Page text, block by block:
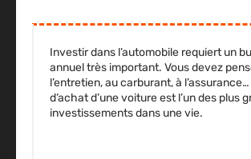
Investir dans l’automobile requiert un
annuel très important. Vous devez
l’entretien, au carburant, à
d’achat d’une voiture est l’un des plus
investissements dans une vie.